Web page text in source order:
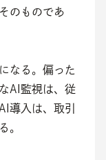
のものであ
なる。偏った
AI監視は、従
導入は、取引
。